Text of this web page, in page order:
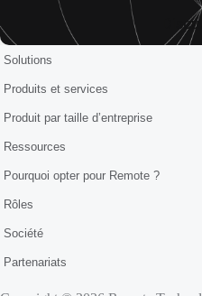
Solutions
Produits et services
Produit par taille d’entreprise
Ressources
Pourquoi opter pour Remote ?
Rôles
Société
Partenariats